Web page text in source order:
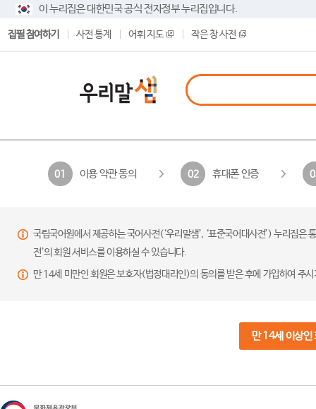
이 누리집은 대한민국 공식 전자정부 누리집입니다.
집필 참여하기 사전 통계 어휘 지도 작은 창 사전
01 이용 약관 동의 02 휴대폰 인증
국립국어원에서 제공하는 국어사전(‘우리말샘’, ‘표준국어대사전’) 누리집
전’의 회원 서비스를 이용하실 수 있습니다.
만 14세 미만인 회원은 보호자(법정대리인)의 동의를 받은 후에 가입하여 주
만 14세 이상인